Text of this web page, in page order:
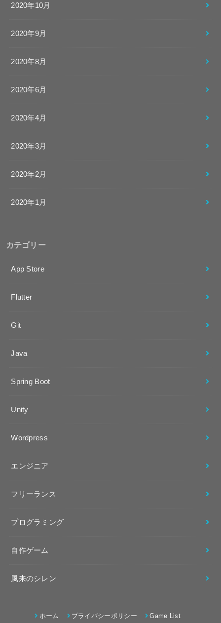
2020年10月
2020年9月
2020年8月
2020年6月
2020年4月
2020年3月
2020年2月
2020年1月
カテゴリー
App Store
Flutter
Git
Java
Spring Boot
Unity
Wordpress
エンジニア
フリーランス
プログラミング
自作ゲーム
風来のシレン
ホーム プライバシーポリシー Game List